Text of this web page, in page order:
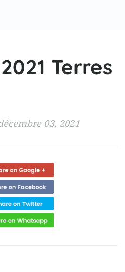
Terres
03, 2021